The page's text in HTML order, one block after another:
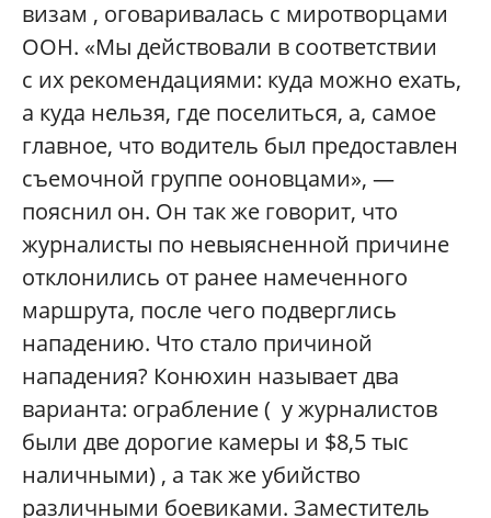
визам , оговаривалась с миротворцами
ООН. «Мы действовали в соответствии
с их рекомендациями: куда можно ехать,
а куда нельзя, где поселиться, а, самое
главное, что водитель был предоставлен
съемочной группе ооновцами», —
пояснил он. Он так же говорит, что
журналисты по невыясненной причине
отклонились от ранее намеченного
маршрута, после чего подверглись
нападению. Что стало причиной
нападения? Конюхин называет два
варианта: ограбление ( у журналистов
были две дорогие камеры и $8,5 тыс
наличными) , а так же убийство
различными боевиками. Заместитель